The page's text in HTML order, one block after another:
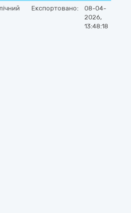
Експортовано:
08-04-
2026,
13:48:18